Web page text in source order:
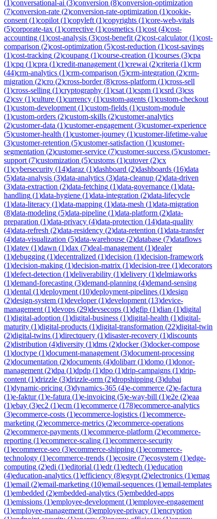
(1)conversational-ai (3)conversion (8)conversion-optimization
(7)conversion-rate (2)conversion-rate-optimization (1)cookie-
consent (1)copilot (1)copyleft (1)copyrights (1)core-web-vitals
(5)corporate-tax (1)corrective (1)cosmetics (1)cost (4)cost-
accounting (1)cost-analysis (3)cost-benefit (2)cost-calculator(1)cost-
comparison (2)cost-optimization (5)cost-reduction (1)cost-savings
(1)cost-tracking (2)coupang (1)course-creation (1)courses (3)cpa
(1)cpq (1)cpra (1)credit-management (1)crewai (2)criteria (1)crm
(44)crm-analytics (1)crm-comparison (5)crm-integration (2)crm-
migration (2)cro (2)cross-border(8)cross-platform (1)cross-sell
(1)cross-selling (1)cryptography (1)csat (1)cspm (1)csrd (3)css
(2)csv (1)culture (1)currency (1)custom-agents (1)custom-checkout
(1)custom-development (1)custom-fields (1)custom-module
(1)custom-orders (2)custom-skills (2)customer-analytics
(2)customer-data (1)customer-engagement (3)customer-experience
(5)customer-health (1)customer-journey (1)customer-lifetime-value
(3)customer-retention (5)customer-satisfaction (1)customer-
segmentation (2)customer-service (7)customer-success (5)customer-
support (7)customization (5)customs (1)cutover(2)cx
(1)cybersecurity (14)daraz (1)dashboard (2)dashboards (16)data
(5)data-analysis (3)data-analytics (3)data-cleanup (2)data-driven
(3)data-extraction (2)data-fetching (1)data-governance (1)data-
handling (1)data-hygiene (1)data-integration (2)data-lifecycle
(1)data-literacy (1)data-mapping (1)data-mesh (1)data-migration
(8)data-modeling (5)data-pipeline (1)data-platform (2)data-
preparation (1)data-privacy (4)data-protection (14)data-quality
(4)data-refresh (2)data-residency (2)data-retention (1)data-transfer
(4)data-visualization (5)data-warehouse (2)database (7)dataflows
(1)datev (1)dawn (1)dax (7)deal-management (1)dealer
(1)debugging (1)decentralized (1)decision (1)decision-framework
(1)decision-making (1)decision-matrix (1)decision-tree (1)decorators
(1)defect-detection (1)deliverability (1)delivery (1)delmiaworks
(1)demand-forecasting (3)demand-planning (4)demand-sensing
(1)dental (1)deployment (10)deployment-pipelines (1)design
(2)design-system (1)developer(1)development (13)device-
management (1)devops (29)devsecops (1)dgfip (1)dian (1)digital
(1)digital-adoption (1)digital-business (1)digital-health (1)digital-
maturity (1)digital-products (1)digital-transformation (22)digital-twin
(2)digital-twins (1)directquery (1)disaster-recovery (1)discounts
(2)distribution (4)diversity (1)dms (2)docker(3)docker-compose
(1)doctype (1)document-management (3)document-processing
(2)documentation (2)documents (4)dolibarr(1)domo (1)donor-
management (2)dpa (1)dpdp (1)dpo (1)drip-campaigns (1)drip-
content (1)drizzle (3)drizzle-orm (2)dropshipping (3)dubai
(1)dynamic-pricing (3)dynamics-365 (4)e-commerce (2)e-factura
(1)e-faktur(1)e-fatura (1)e-invoicing (5)e-way-bill (1)e2e (2)eaa
(1)ebay (3)ec2 (1)ecm (1)ecommerce (178)ecommerce-analytics
(3)ecommerce-costs (1)ecommerce-logistics (1)ecommerce-
marketing (2)ecommerce-metrics (2)ecommerce-operations
(2)ecommerce-payments (1)ecommerce-platform (2)ecommerce-
reporting (1)ecommerce-scaling (1)ecommerce-security
(1)ecommerce-seo (3)ecommerce-shipping (1)ecommerce-
technology (1)ecommerce-trends (1)ecosire (7)ecosystem (1)edge-
computing (2)edi (1)editorial (1)edr(1)edtech (1)education
(4)education-analytics (1)efficiency (8)egypt (2)electronics (1)emag
(1)email (2)email-marketing (10)email-sequences (1)email-templates
(1)embedded (2)embedded-analytics (5)embedded-apps
(1)emissions (1)employee-development (1)employee-engagement
(1)employee-management (3)employee-privacy (1)encryption